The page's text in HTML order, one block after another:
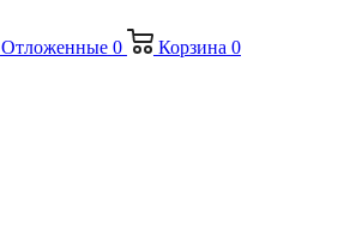
Отложенные 0 Корзина 0